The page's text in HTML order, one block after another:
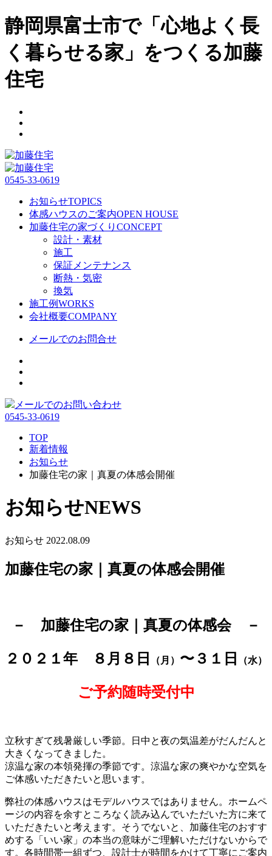
静岡県富士市で「心地よく長
く暮らせる家」をつくる加藤
住宅
0545-33-0619
お知らせTOPICS
体感ハウスのご案内OPEN HOUSE
加藤住宅の家づくり CONCEPT
設計・素材
施工
保証メンテナンス
断熱・気密
換気
施工例WORKS
会社概要COMPANY
メールでのお問合せ
メールでのお問い合わせ
0545-33-0619
TOP
新着情報
お知らせ
加藤住宅の家｜真夏の体感会開催
お知らせNEWS
お知らせ 2022.08.09
加藤住宅の家｜真夏の体感会開催
－ 加藤住宅の家｜真夏の体感会 －
２０２１年 ８月８日 （月） 〜３１日 （水）
ご予約随時受付中
立秋すぎて残暑厳しい季節。日中と夜の気温差がだんだんと
大きくなってきました。
涼温な家の本領発揮の季節です。涼温な家の爽やかな空気を
ご体感いただきたいと思います。
弊社の体感ハウスはモデルハウスではありません。ホームペ
ージの内容を余すところなく読み込んでいただいた方に来て
いただきたいと考えます。そうでないと、加藤住宅のおすす
めする「いい家」の本当の意味がご理解いただけないからで
す。各時間帯一組ずつ、設計士が時間をかけて丁寧にご案内